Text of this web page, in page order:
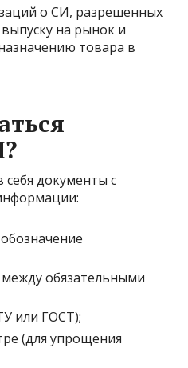
о СИ, разрешенных
на рынок и
товара в
документы с
обязательными
или ГОСТ);
(для упрощения